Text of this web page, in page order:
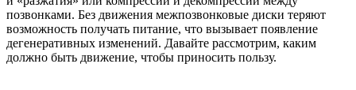
позвонками. Без движения межпозвонковые диски теряют
возможность получать питание, что вызывает появление
дегенеративных изменений. Давайте рассмотрим, каким
должно быть движение, чтобы приносить пользу.